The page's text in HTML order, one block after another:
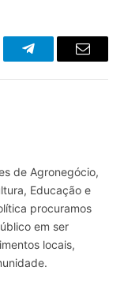
TelegramaE-
de Agronegócio,
Educação e
procuramos
em ser
locais,